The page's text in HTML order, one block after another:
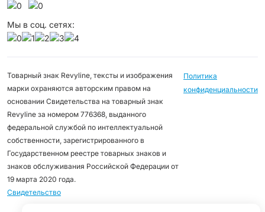
Мы в соц. сетях:
Товарный знак Revyline, тексты и изображения
марки охраняются авторским правом на
основании Свидетельства на товарный знак
Revyline за номером 776368, выданного
федеральной службой по интеллектуальной
собственности, зарегистрированного в
Государственном реестре товарных знаков и
знаков обслуживания Российской Федерации от
19 марта 2020 года.
Свидетельство
Политика
конфиденциальности